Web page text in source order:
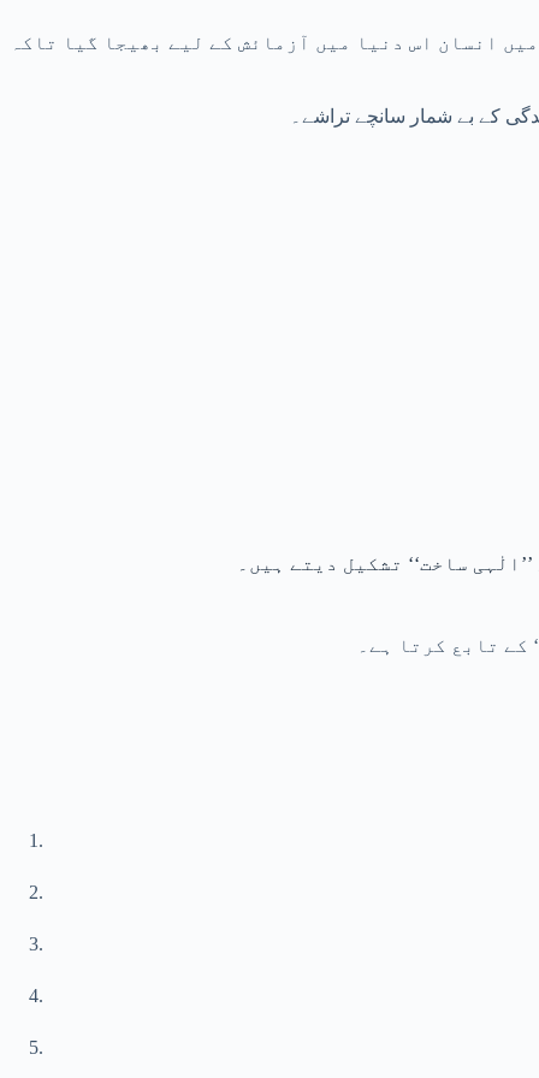
انسان اس دنیا میں آزمائش کے لیے بھیجا گیا تاکہ
کے بے شمار سانچے تراشے۔
ساخت‘‘ تشکیل دیتے ہیں۔
کے تابع کرتا ہے۔